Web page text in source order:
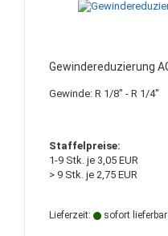
Gewindereduzierung
Gewinde: R 1/8" - R 1/4"
Staffelpreise:
1-9 Stk. je 3,05 EUR
> 9 Stk. je 2,75 EUR
Lieferzeit: sofort lieferbar